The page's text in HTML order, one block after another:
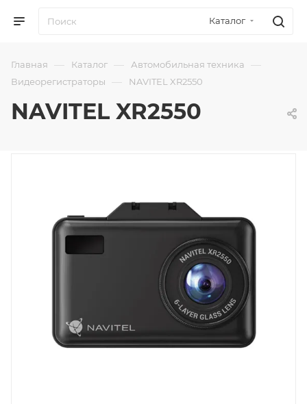
Каталог
Главная — Каталог — Автомобильная техника —
Видеорегистраторы — NAVITEL XR2550
NAVITEL XR2550